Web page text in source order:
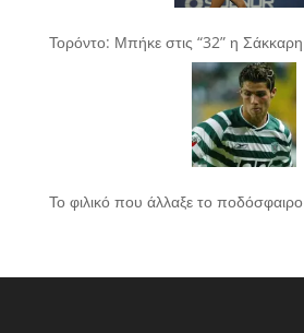
Τορόντο: Μπήκε στις “32” η Σάκκαρη
Το φιλικό που άλλαξε το ποδόσφαιρο